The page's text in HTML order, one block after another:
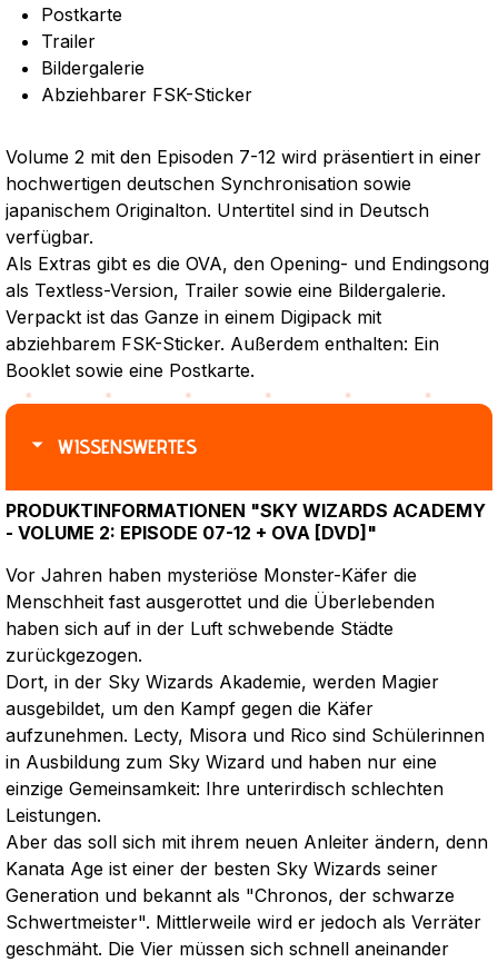
Postkarte
Trailer
Bildergalerie
Abziehbarer FSK-Sticker
Volume 2 mit den Episoden 7-12 wird präsentiert in einer
hochwertigen deutschen Synchronisation sowie
japanischem Originalton. Untertitel sind in Deutsch
verfügbar.
Als Extras gibt es die OVA, den Opening- und Endingsong
als Textless-Version, Trailer sowie eine Bildergalerie.
Verpackt ist das Ganze in einem Digipack mit
abziehbarem FSK-Sticker. Außerdem enthalten: Ein
Booklet sowie eine Postkarte.
WISSENSWERTES
PRODUKTINFORMATIONEN "SKY WIZARDS ACADEMY
- VOLUME 2: EPISODE 07-12 + OVA [DVD]"
Vor Jahren haben mysteriöse Monster-Käfer die
Menschheit fast ausgerottet und die Überlebenden
haben sich auf in der Luft schwebende Städte
zurückgezogen.
Dort, in der Sky Wizards Akademie, werden Magier
ausgebildet, um den Kampf gegen die Käfer
aufzunehmen. Lecty, Misora und Rico sind Schülerinnen
in Ausbildung zum Sky Wizard und haben nur eine
einzige Gemeinsamkeit: Ihre unterirdisch schlechten
Leistungen.
Aber das soll sich mit ihrem neuen Anleiter ändern, denn
Kanata Age ist einer der besten Sky Wizards seiner
Generation und bekannt als "Chronos, der schwarze
Schwertmeister". Mittlerweile wird er jedoch als Verräter
geschmäht. Die Vier müssen sich schnell aneinander